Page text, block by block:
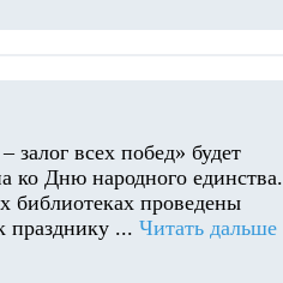
залог всех побед» будет
ко Дню народного единства.
библиотеках проведены
празднику ... Читать дальше